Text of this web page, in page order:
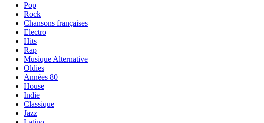
Pop
Rock
Chansons françaises
Electro
Hits
Rap
Musique Alternative
Oldies
Années 80
House
Indie
Classique
Jazz